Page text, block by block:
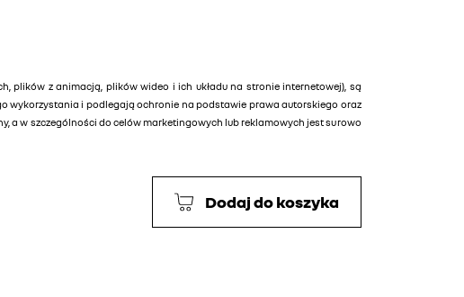
plików z animacją, plików wideo i ich układu na stronie internetowej), są
wykorzystania i podlegają ochronie na podstawie prawa autorskiego oraz
a w szczególności do celów marketingowych lub reklamowych jest surowo
Dodaj do koszyka